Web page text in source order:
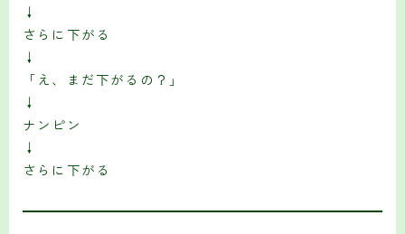
↓
さらに下がる
↓
「え、まだ下がるの？」
↓
ナンピン
↓
さらに下がる